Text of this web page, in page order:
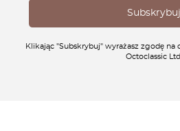
Klikając "Subskrybuj" wyrażasz zgodę
Octoclassic